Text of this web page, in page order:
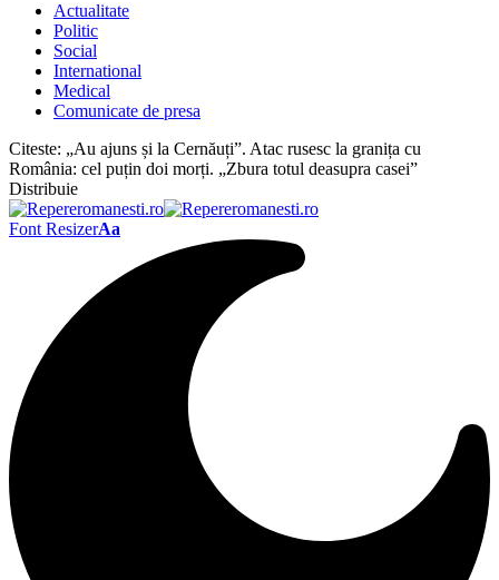
Actualitate
Politic
Social
International
Medical
Comunicate de presa
Citeste: „Au ajuns și la Cernăuți”. Atac rusesc la granița cu
România: cel puțin doi morți. „Zbura totul deasupra casei”
Distribuie
Font ResizerAa